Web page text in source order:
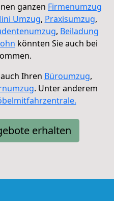
ganzen Firmenumzug
Umzug, Praxisumzug,
, Beiladung
könnten Sie auch bei
Ihren Büroumzug,
. Unter anderem
erhalten